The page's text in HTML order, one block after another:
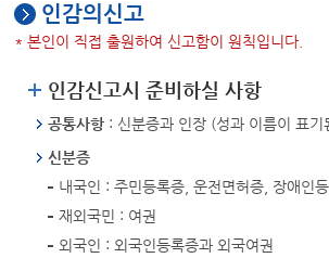
인감의신고
* 본인이 직접 출원하여 신고함이 원칙입니다.
인감신고시 준비하실 사항
공통사항 : 신분증과 인장 (성과 이름이 표기
신분증
내국인 : 주민등록증, 운전면허증, 장애인
재외국민 : 여권
외국인 : 외국인등록증과 외국여권